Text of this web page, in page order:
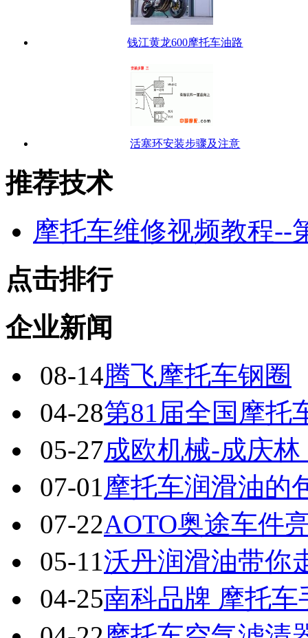
钱江黄龙600摩托车油路
活塞环安装步骤及注意
推荐技术
摩托车维修视频教程--
点击排行
企业新闻
08-14腾飞摩托车钢圈
04-28第81届全国摩托
05-27成欧机械-成庆
07-01摩托车润滑油的
07-22AOTO奥途车件
05-11沃丹润滑油带你
04-25南科品牌 摩托车